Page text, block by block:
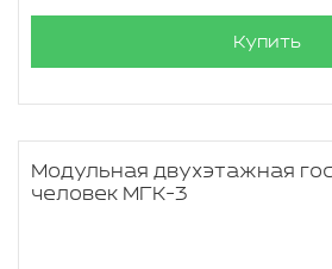
Купить
Модульная двухэтажная
человек МГК-3